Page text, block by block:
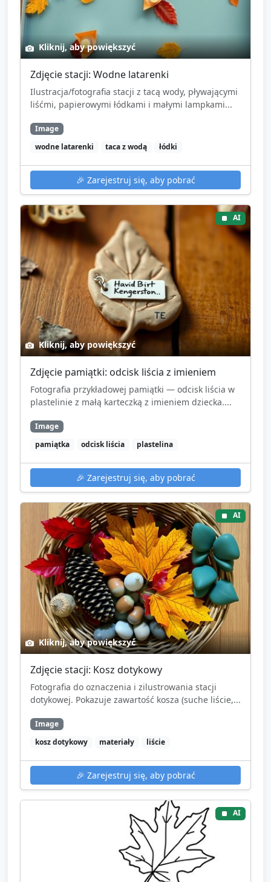
Kliknij, aby powiększyć
Zdjęcie stacji: Wodne latarenki
Ilustracja/fotografia stacji z tacą wody, pływającymi
liśćmi, papierowymi łódkami i małymi lampkami...
Image
wodne latarenki
taca z wodą łódki
🎉 Zarejestruj się, aby pobrać
AI
Kliknij, aby powiększyć
Zdjęcie pamiątki: odcisk liścia z imieniem
Fotografia przykładowej pamiątki — odcisk liścia w
plastelinie z małą karteczką z imieniem dziecka....
Image
pamiątka
odcisk liścia plastelina
🎉 Zarejestruj się, aby pobrać
AI
Kliknij, aby powiększyć
Zdjęcie stacji: Kosz dotykowy
Fotografia do oznaczenia i zilustrowania stacji
dotykowej. Pokazuje zawartość kosza (suche liście,...
Image
kosz dotykowy
materiały liście
🎉 Zarejestruj się, aby pobrać
AI